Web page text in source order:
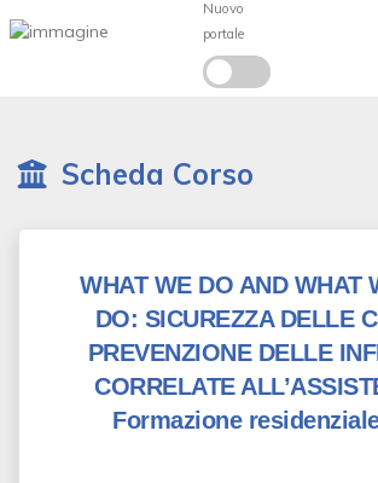
Scheda Corso
WHAT WE DO AND WHAT
DO: SICUREZZA DELLE
PREVENZIONE DELLE
CORRELATE
Formazione